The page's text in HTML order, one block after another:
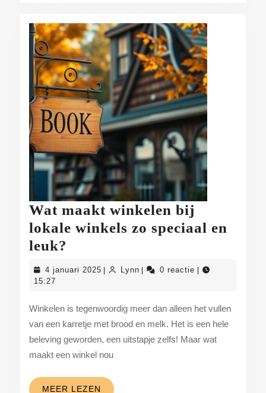
Wat maakt winkelen bij
lokale winkels zo speciaal en
leuk?
maakt
lokale
winkels
zo
en
4 januari 2025 4
LynnLynn 0 reactie
15:27
Winkelen is tegenwoordig meer dan alleen het vullen
van een karretje met brood en melk. Het is een hele
beleving geworden, een uitstapje zelfs! Maar wat
maakt een winkel nou
MEER LEZEN MEER